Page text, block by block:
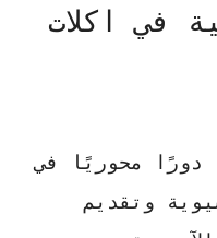
في اكلات
دورًا محوريًا في
وتقديم